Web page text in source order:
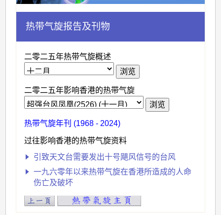
热带气旋报告及刊物
二零二五年热带气旋概述
二零二五年影响香港的热带气旋
热带气旋年刊 (1968 - 2024)
过往影响香港的热带气旋资料
引致天文台需要发出十号飓风信号的台风
一九六零年以来热带气旋在香港所造成的人命
伤亡及破坏